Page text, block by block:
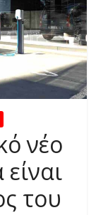
νέο
του